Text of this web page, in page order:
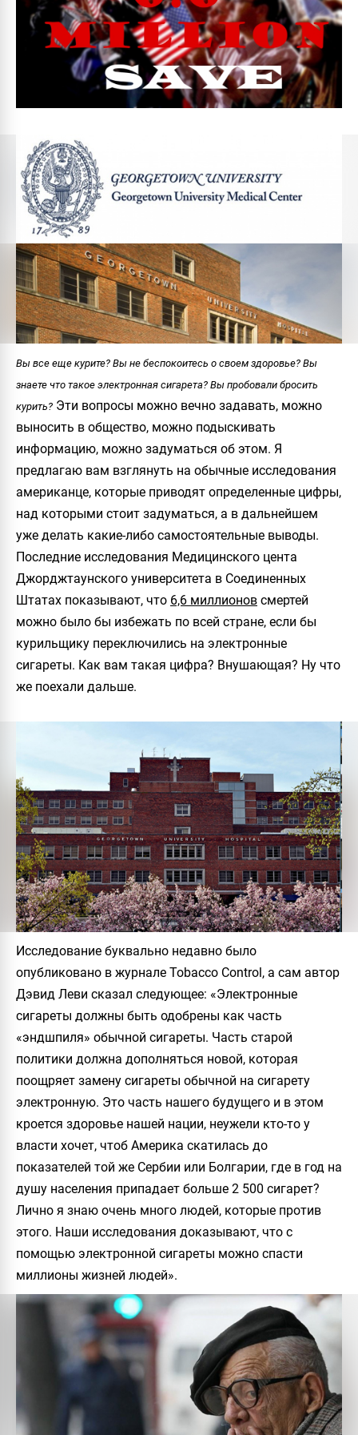
Вы все еще курите? Вы не беспокоитесь о своем здоровье? Вы
знаете что такое электронная сигарета? Вы пробовали бросить
курить? Эти вопросы можно вечно задавать, можно
выносить в общество, можно подыскивать
информацию, можно задуматься об этом. Я
предлагаю вам взглянуть на обычные исследования
американце, которые приводят определенные цифры,
над которыми стоит задуматься, а в дальнейшем
уже делать какие-либо самостоятельные выводы.
Последние исследования Медицинского цента
Джорджтаунского университета в Соединенных
Штатах показывают, что 6,6 миллионов смертей
можно было бы избежать по всей стране, если бы
курильщику переключились на электронные
сигареты. Как вам такая цифра? Внушающая? Ну что
же поехали дальше.
Исследование буквально недавно было
опубликовано в журнале Tobacco Control, а сам автор
Дэвид Леви сказал следующее: «Электронные
сигареты должны быть одобрены как часть
«эндшпиля» обычной сигареты. Часть старой
политики должна дополняться новой, которая
поощряет замену сигареты обычной на сигарету
электронную. Это часть нашего будущего и в этом
кроется здоровье нашей нации, неужели кто-то у
власти хочет, чтоб Америка скатилась до
показателей той же Сербии или Болгарии, где в год на
душу населения припадает больше 2 500 сигарет?
Лично я знаю очень много людей, которые против
этого. Наши исследования доказывают, что с
помощью электронной сигареты можно спасти
миллионы жизней людей».